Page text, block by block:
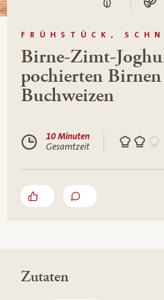
FRÜHSTÜCK,
Birne-Zimt-
pochierten
Buchweizen
10 Minuten
Gesamtzeit
Zutaten